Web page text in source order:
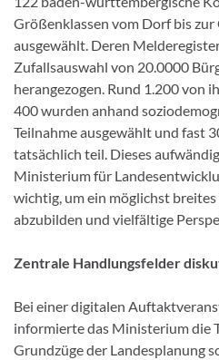
Größenklassen vom Dorf bis
ausgewählt. Deren
Zufallsauswahl von 20.0000
herangezogen. Rund 1.200 von
400 wurden anhand
Teilnahme ausgewählt und fast
tatsächlich teil. Dieses
Ministerium für
wichtig, um ein möglichst
abzubilden und vielfältige
Zentrale Handlungsfelder
Bei einer digitalen
informierte das Ministerium die
Grundzüge der Landesplanung